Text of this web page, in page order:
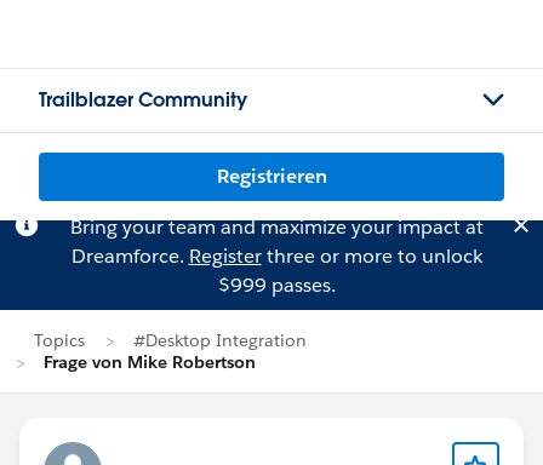
Trailblazer Community
Registrieren
Bring your team and maximize your impact at
Dreamforce. Registerthree or more to unlock
$999 passes.
Topics
#Desktop Integration
Frage von Mike Robertson